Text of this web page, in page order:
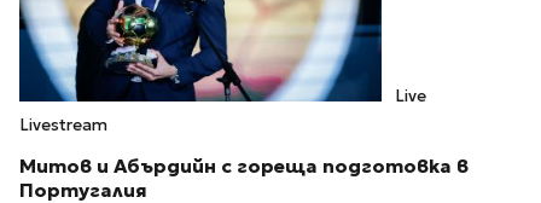
Live
Livestream
Митов и Абърдийн с гореща подготовка в
Португалия